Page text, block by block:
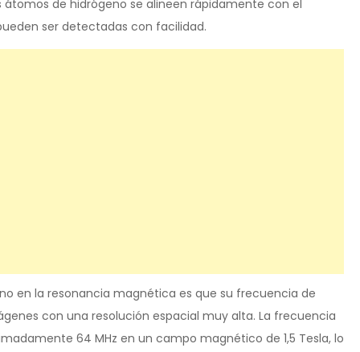
de hidrógeno se alineen rápidamente con el
ser detectadas con facilidad.
en la resonancia magnética es que su frecuencia de
con una resolución espacial muy alta. La frecuencia
64 MHz en un campo magnético de 1,5 Tesla, lo